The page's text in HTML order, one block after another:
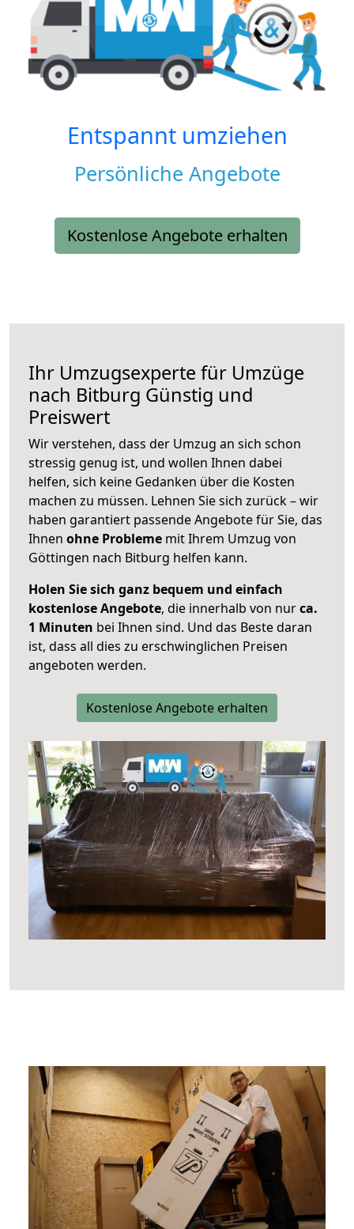
Entspannt umziehen
Persönliche Angebote
Kostenlose Angebote erhalten
Ihr Umzugsexperte für Umzüge
nach Bitburg Günstig und
Preiswert
Wir verstehen, dass der Umzug an sich schon
stressig genug ist, und wollen Ihnen dabei
helfen, sich keine Gedanken über die Kosten
machen zu müssen. Lehnen Sie sich zurück – wir
haben garantiert passende Angebote für Sie, das
Ihnen ohne Probleme mit Ihrem Umzug von
Göttingen nach Bitburg helfen kann.
Holen Sie sich ganz bequem und einfach
kostenlose Angebote, die innerhalb von nurca.
1 Minuten bei Ihnen sind. Und das Beste daran
ist, dass all dies zu erschwinglichen Preisen
angeboten werden.
Kostenlose Angebote erhalten